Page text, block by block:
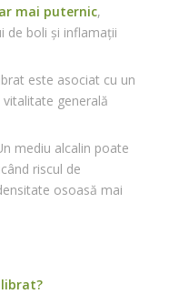
mai puternic,
de boli și inflamații
este asociat cu un
generală
mediu alcalin poate
riscul de
osoasă mai